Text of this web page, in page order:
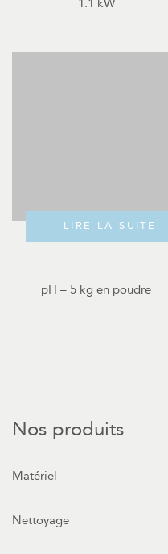
LIRE LA SUITE
pH – 5 kg en poudre
Nos produits
Matériel
Nettoyage